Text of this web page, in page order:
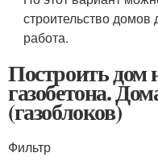
строительство домов
работа.
Построить дом
газобетона.
(газоблоков)
Фильтр